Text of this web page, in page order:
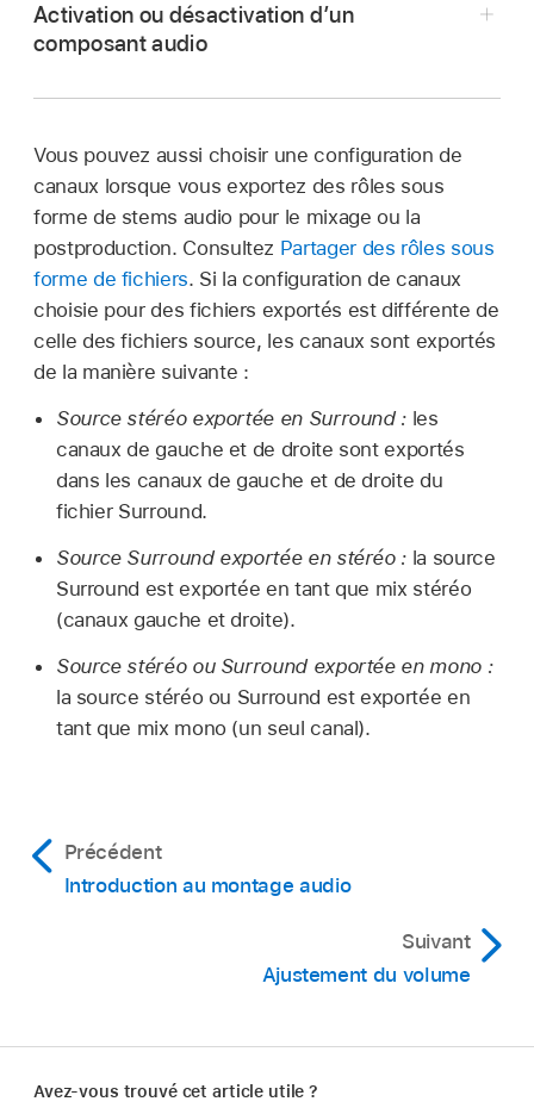
Mono :un seul canal. Dans une configuration
de son Surround, vous pouvez affecter un
Surround 5.1 :
canaux gauche, central, droit,
Surround gauche, Surround droit et effets
basse fréquence (caisson de basse).
Important :
rôle
Dans Final Cut Pro,sélectionnez
Dans la section Configuration audio de
l’inspecteur audio , cliquez sur le menu local
chacun avec sa propre forme d’onde.
Dans la section Configuration audio de
inspecteur audio
lancez sa lecture à l’aide de la barre d’espace
Activation ou désactivation d’un
composant audio
Dans Final Cut Pro,sélectionnezle plan dans la
timeline.
Dans la section Configuration audio de
l’inspecteur audio, effectuez l’une des
opérations suivantes :
composant.
regard de la forme d’onde du composant.
Vous pouvez aussi choisir une configuration de
canaux lorsque vous exportez des rôles sous
forme de stems audio pour le mixage ou la
postproduction. Consultez Partager des rôles sous
forme de fichiers. Si la configuration de canaux
choisie pour des fichiers exportés est différente de
celle des fichiers source, les canaux sont exportés
de la manière suivante :
Source stéréo exportée en Surround : les
canaux de gauche et de droite sont exportés
dans les canaux de gauche et de droite du
fichier Surround.
Source Surround exportée en stéréo : la source
Surround est exportée en tant que mix stéréo
(canaux gauche et droite).
Source stéréo ou Surround exportée en mono :
la source stéréo ou Surround est exportée en
tant que mix mono (un seul canal).
Précédent
Introduction au montage audio
Suivant
Ajustement du volume
Avez-vous trouvé cet article utile ?